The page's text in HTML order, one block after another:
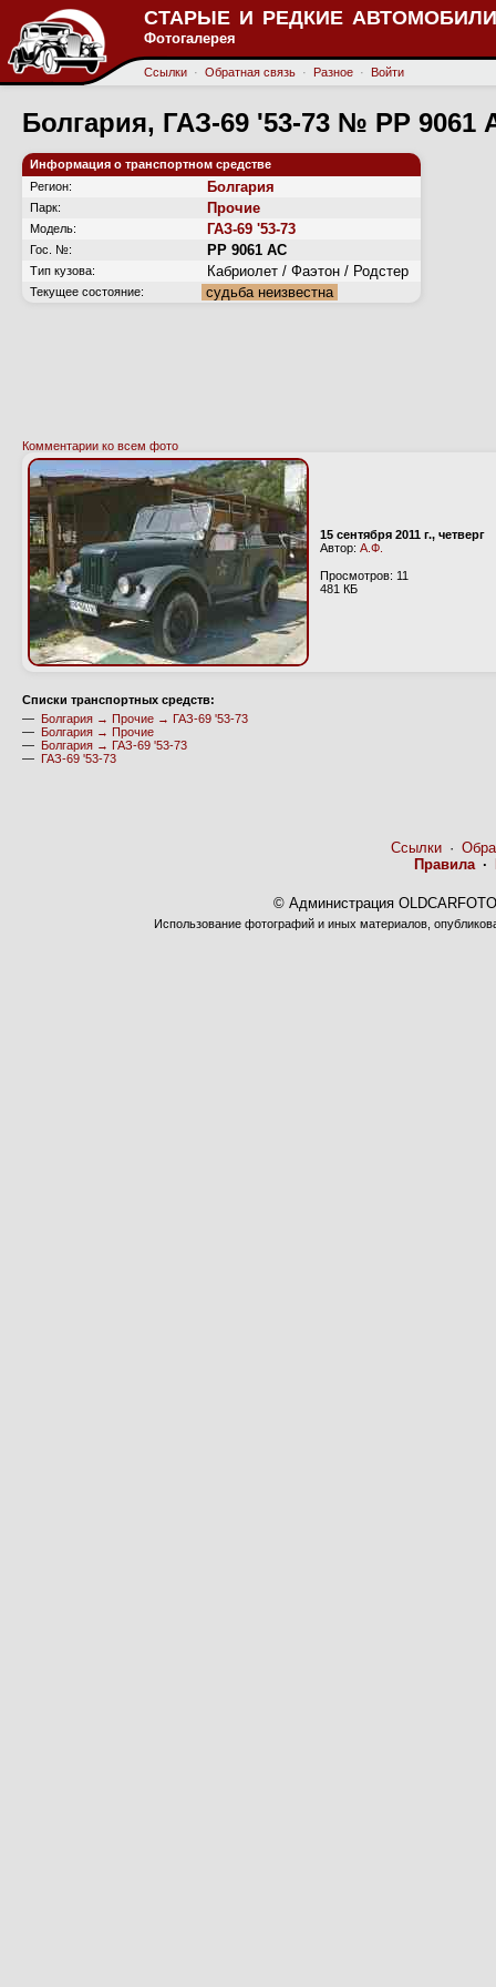
СТАРЫЕ И РЕДКИЕ
Фотогалерея
Ссылки · Обратная связь · Разное · Войти
Болгария, ГАЗ-69 '53-73 № РР 9061
Информация о транспортном средстве
Регион:
Болгария
Парк: Прочие
Модель: ГАЗ-69 '53-73
Гос. №: РР 9061 АС
Тип кузова: Кабриолет / Фаэтон / Родстер
Текущее состояние: судьба неизвестна
Комментарии ко всем фото
15 сентября 2011 г., четверг
Автор: А.Ф.
Просмотров: 11
481 КБ
Cписки транспортных средств:
— Болгария → Прочие → ГАЗ-69 '53-73
— Болгария → Прочие
— Болгария → ГАЗ-69 '53-73
— ГАЗ-69 '53-73
Ссылки·
Правила·
© Администрация
Использование фотографий и иных материалов,